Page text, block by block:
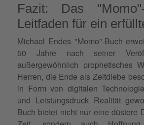
Fazit: Das
Leitfaden für ein
Michael Endes "Momo"-Buch
50 Jahre nach seiner
außergewöhnlich prophetisches
Herren, die Ende als Zeitdiebe
in Form von digitalen
und Leistungsdruck Realität
Buch bietet nicht nur eine düstere